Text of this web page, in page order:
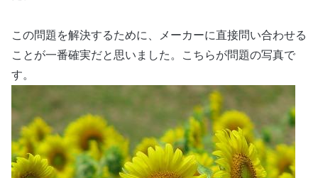
この問題を解決するために、メーカーに直接問い合わせる
ことが一番確実だと思いました。こちらが問題の写真で
す。